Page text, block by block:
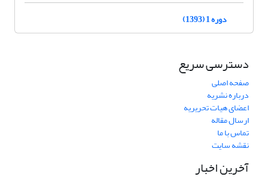
دوره 1 (1393)
دسترسی سریع
صفحه اصلی
درباره نشریه
اعضای هیات تحریریه
ارسال مقاله
تماس با ما
نقشه سایت
آخرین اخبار